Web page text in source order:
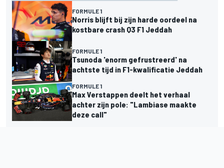
FORMULE 1
Norris blijft bij zijn harde oordeel na
kostbare crash Q3 F1 Jeddah
FORMULE 1
Tsunoda 'enorm gefrustreerd' na
achtste tijd in F1-kwalificatie Jeddah
FORMULE 1
Max Verstappen deelt het verhaal
achter zijn pole: "Lambiase maakte
deze call"